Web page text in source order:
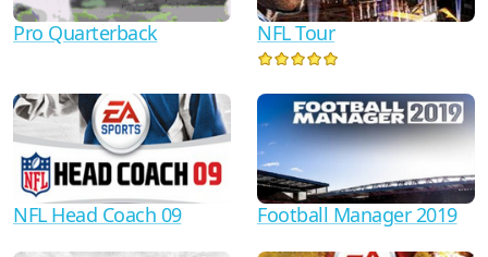
Pro Quarterback NFL Tour
NFL Head Coach 09 Football Manager 2019